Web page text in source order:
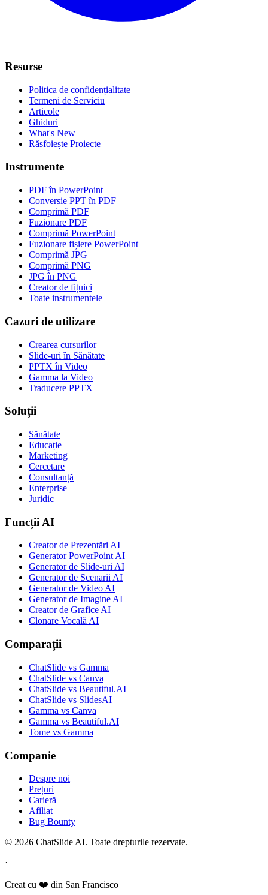
Resurse
Politica de confidențialitate
Termeni de Serviciu
Articole
Ghiduri
What's New
Răsfoiește Proiecte
Instrumente
PDF în PowerPoint
Conversie PPT în PDF
Comprimă PDF
Fuzionare PDF
Comprimă PowerPoint
Fuzionare fișiere PowerPoint
Comprimă JPG
Comprimă PNG
JPG în PNG
Creator de fițuici
Toate instrumentele
Cazuri de utilizare
Crearea cursurilor
Slide-uri în Sănătate
PPTX în Video
Gamma la Video
Traducere PPTX
Soluții
Sănătate
Educație
Marketing
Cercetare
Consultanță
Enterprise
Juridic
Funcții AI
Creator de Prezentări AI
Generator PowerPoint AI
Generator de Slide-uri AI
Generator de Scenarii AI
Generator de Video AI
Generator de Imagine AI
Creator de Grafice AI
Clonare Vocală AI
Comparații
ChatSlide vs Gamma
ChatSlide vs Canva
ChatSlide vs Beautiful.AI
ChatSlide vs SlidesAI
Gamma vs Canva
Gamma vs Beautiful.AI
Tome vs Gamma
Companie
Despre noi
Prețuri
Carieră
Afiliat
Bug Bounty
© 2026 ChatSlide AI. Toate drepturile rezervate.
·
Creat cu ❤️ din San Francisco